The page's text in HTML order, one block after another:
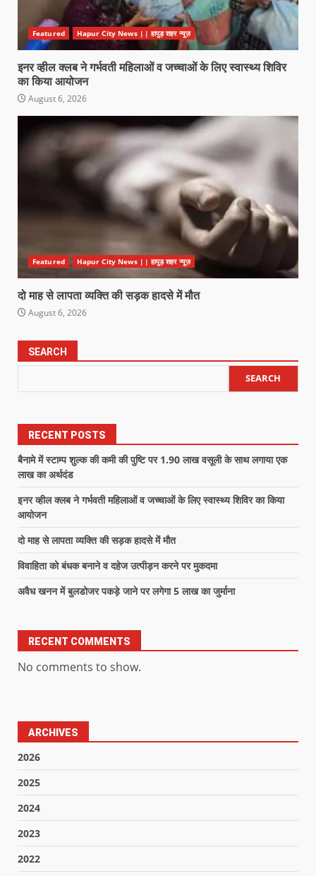
Featured Hapur City News || हापुड़ शहर न्यूज़
इनर व्हील क्लब ने गर्भवती महिलाओं व जच्चाओं के लिए स्वास्थ्य शिविर
का किया आयोजन
August 6, 2026
Featured Hapur City News || हापुड़ शहर न्यूज़
दो माह से लापता व्यक्ति की सड़क हादसे में मौत
August 6, 2026
SEARCH
SEARCH
RECENT POSTS
बैनामे में स्टाम्प शुल्क की कमी की पुष्टि पर 1.90 लाख वसूली के साथ लगाया एक
लाख का अर्थदंड
इनर व्हील क्लब ने गर्भवती महिलाओं व जच्चाओं के लिए स्वास्थ्य शिविर का किया
आयोजन
दो माह से लापता व्यक्ति की सड़क हादसे में मौत
विवाहिता को बंधक बनाने व दहेज उत्पीड़न करने पर मुकदमा
अवैध खनन में बुलडोजर पकड़े जाने पर लगेगा 5 लाख का जुर्माना
RECENT COMMENTS
No comments to show.
ARCHIVES
2026
2025
2024
2023
2022